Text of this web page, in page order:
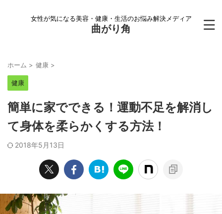
女性が気になる美容・健康・生活のお悩み解決メディア
曲がり角
ホーム > 健康 >
健康
簡単に家でできる！運動不足を解消し
て身体を柔らかくする方法！
2018年5月13日